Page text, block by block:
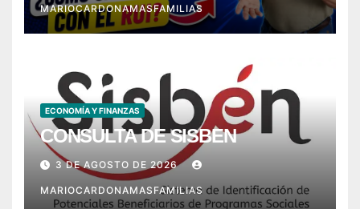
MARIOCARDONAMASFAMILIAS
ECONOMÍA Y FINANZAS
CONSULTA DE SISBEN
3 DE AGOSTO DE 2026
MARIOCARDONAMASFAMILIAS